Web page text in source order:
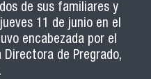
de sus familiares y
11 de junio en el
encabezada por el
Directora de Pregrado,